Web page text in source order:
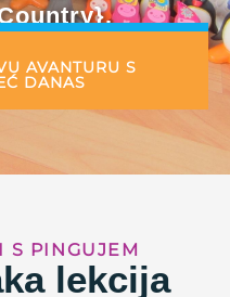
AVANTURU S
DANAS
S PINGUJEM
lekcija